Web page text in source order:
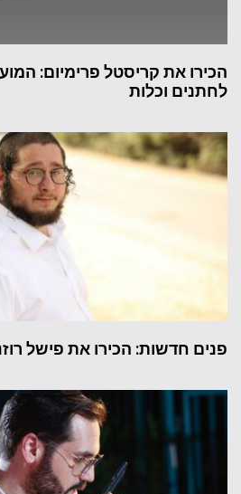
הכירו את קריסטל פרימיום:
לחתנים וכלות
פנים חדשות: הכירו את פישל